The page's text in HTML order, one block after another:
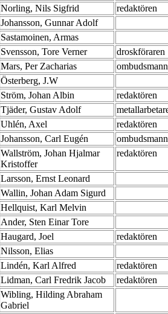
Norling, Nils Sigfrid redaktören
Johansson, Gunnar Adolf
Sastamoinen, Armas
Svensson, Tore Verner droskföraren
Mars, Per Zacharias
Österberg, J.W
Ström, Johan Albin redaktören
Tjäder, Gustav Adolf
Uhlén, Axel redaktören
Johansson, Carl Eugén
Wallström, Johan Hjalmar
Kristoffer
redaktören
Larsson, Ernst Leonard
Wallin, Johan Adam Sigurd
Hellquist, Karl Melvin
Ander, Sten Einar Tore
Haugard, Joel redaktören
Nilsson, Elias
Lindén, Karl Alfred redaktören
Lidman, Carl Fredrik Jacob redaktören
Wibling, Hilding Abraham
Gabriel